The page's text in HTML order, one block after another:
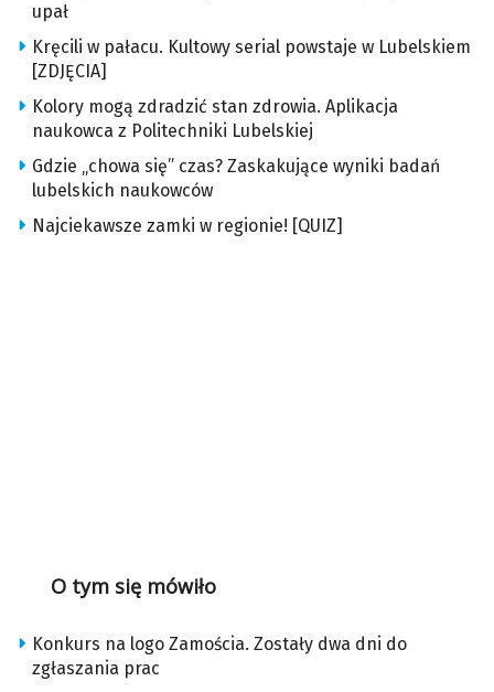
upał
Kręcili w pałacu. Kultowy serial powstaje w Lubelskiem
[ZDJĘCIA]
Kolory mogą zdradzić stan zdrowia. Aplikacja
naukowca z Politechniki Lubelskiej
Gdzie „chowa się” czas? Zaskakujące wyniki badań
lubelskich naukowców
Najciekawsze zamki w regionie! [QUIZ]
O tym się mówiło
Konkurs na logo Zamościa. Zostały dwa dni do
zgłaszania prac